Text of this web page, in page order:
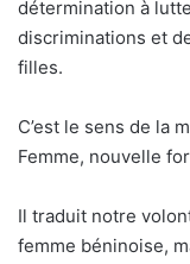
détermination à
discriminations et
filles.
C’est le sens de la
Femme, nouvelle
Il traduit notre
femme béninoise,